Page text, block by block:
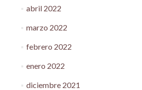
abril 2022
marzo 2022
febrero 2022
enero 2022
diciembre 2021